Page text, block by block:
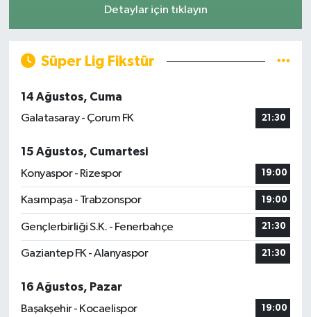
Detaylar için tıklayın
Süper Lig Fikstür
14 Ağustos, Cuma
Galatasaray - Çorum FK
21:30
15 Ağustos, Cumartesi
Konyaspor - Rizespor
19:00
Kasımpaşa - Trabzonspor 19:00
Gençlerbirliği S.K. - Fenerbahçe 21:30
Gaziantep FK - Alanyaspor 21:30
16 Ağustos, Pazar
Başakşehir - Kocaelispor
19:00